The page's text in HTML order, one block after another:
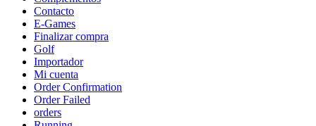
Contacto
E-Games
Finalizar compra
Golf
Importador
Mi cuenta
Order Confirmation
Order Failed
orders